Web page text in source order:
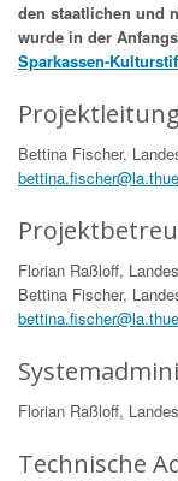
den staatlichen und
wurde in der
Sparkassen-
Projektleitung
Bettina Fischer,
Florian Raßloff,
Bettina Fischer,
Florian Raßloff,
Technische